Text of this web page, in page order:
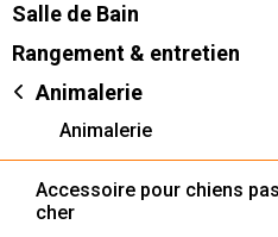
Salle de Bain
Rangement & entretien
Animalerie
Animalerie
Accessoire pour chiens pas
cher